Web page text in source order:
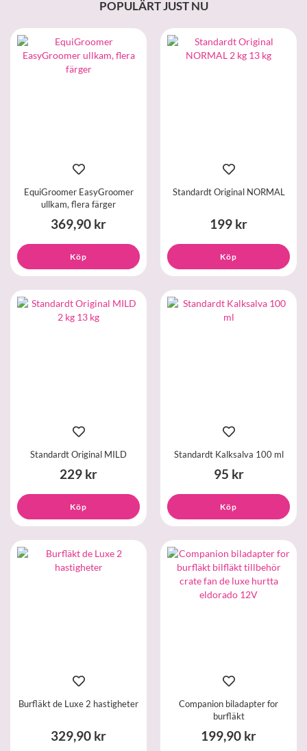
POPULÄRT JUST NU
EquiGroomer EasyGroomer
ullkam, flera färger
369,90 kr
Köp
Standardt Original NORMAL
199 kr
Köp
Standardt Original MILD
229 kr
Köp
Standardt Kalksalva 100 ml
95 kr
Köp
Burfläkt de Luxe 2 hastigheter
329,90 kr
Companion biladapter for
burfläkt
199,90 kr